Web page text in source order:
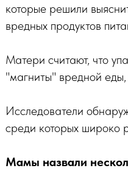
которые решили
вредных продуктов
Матери считают, что
"магниты" вредной
Исследователи
среди которых широко
Мамы назвали